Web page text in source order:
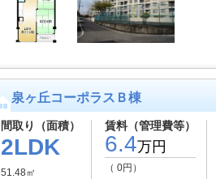
泉ヶ丘コーポラスＢ棟
間取り（面積）
2LDK
51.48㎡
賃料（管理費等）
6.4万円
（ 0円）